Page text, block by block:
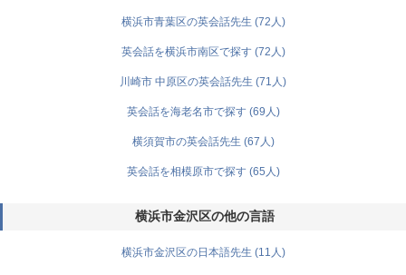
横浜市青葉区の英会話先生 (72人)
英会話を横浜市南区で探す (72人)
川崎市 中原区の英会話先生 (71人)
英会話を海老名市で探す (69人)
横須賀市の英会話先生 (67人)
英会話を相模原市で探す (65人)
横浜市金沢区の他の言語
横浜市金沢区の日本語先生 (11人)